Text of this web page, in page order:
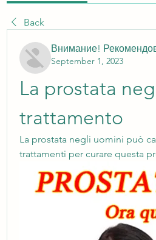
Back
Внимание!
September 1, 2023
La prostata
trattamento
La prostata negli uomini può
trattamenti per curare questa